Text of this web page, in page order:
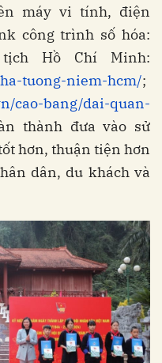
máy vi tính, điện
công trình số hóa:
Hồ Chí Minh:
tuong-niem-hcm/;
cao-bang/dai-quan-
thành đưa vào sử
hơn, thuận tiện hơn
dân, du khách và